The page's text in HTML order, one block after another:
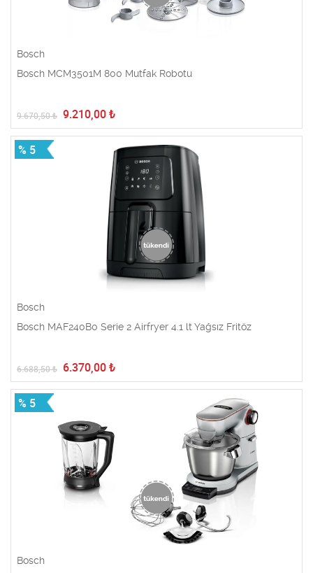
Bosch
Bosch MCM3501M 800 Mutfak Robotu
9.670,50₺ 9.210,00 ₺
% 5
Bosch
Bosch MAF240B0 Serie 2 Airfryer 4.1 lt Yağsız Fritöz
6.688,50₺ 6.370,00 ₺
% 5
Bosch